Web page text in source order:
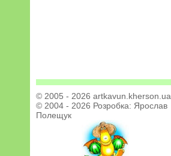
© 2005 - 2026 artkavun.kherson.ua
© 2004 - 2026 Розробка: Ярослав
Полещук